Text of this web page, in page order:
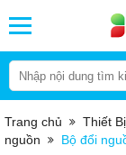
Trang chủ Thiết
nguồn
Bộ đổi